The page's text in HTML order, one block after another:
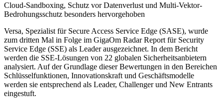
Cloud-Sandboxing, Schutz vor Datenverlust und Multi-Vektor-
Bedrohungsschutz besonders hervorgehoben
Versa, Spezialist für Secure Access Service Edge (SASE), wurde
zum dritten Mal in Folge im GigaOm Radar Report für Security
Service Edge (SSE) als Leader ausgezeichnet. In dem Bericht
werden die SSE-Lösungen von 22 globalen Sicherheitsanbietern
analysiert. Auf der Grundlage dieser Bewertungen in den Bereichen
Schlüsselfunktionen, Innovationskraft und Geschäftsmodelle
werden sie entsprechend als Leader, Challenger und New Entrants
eingestuft.